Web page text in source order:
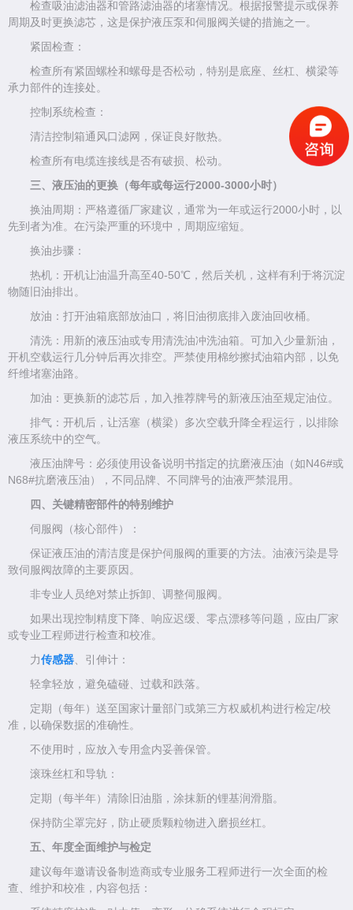
检查吸油滤油器和管路滤油器的堵塞情况。根据报警提示或保养
周期及时更换滤芯，这是保护液压泵和伺服阀关键的措施之一。
紧固检查：
检查所有紧固螺栓和螺母是否松动，特别是底座、丝杠、横梁等
承力部件的连接处。
控制系统检查：
清洁控制箱通风口滤网，保证良好散热。
检查所有电缆连接线是否有破损、松动。
三、液压油的更换（每年或每运行2000-3000小时）
换油周期：严格遵循厂家建议，通常为一年或运行2000小时，以
先到者为准。在污染严重的环境中，周期应缩短。
换油步骤：
热机：开机让油温升高至40-50℃，然后关机，这样有利于将沉淀
物随旧油排出。
放油：打开油箱底部放油口，将旧油彻底排入废油回收桶。
清洗：用新的液压油或专用清洗油冲洗油箱。可加入少量新油，
开机空载运行几分钟后再次排空。严禁使用棉纱擦拭油箱内部，以免
纤维堵塞油路。
加油：更换新的滤芯后，加入推荐牌号的新液压油至规定油位。
排气：开机后，让活塞（横梁）多次空载升降全程运行，以排除
液压系统中的空气。
液压油牌号：必须使用设备说明书指定的抗磨液压油（如N46#或
N68#抗磨液压油），不同品牌、不同牌号的油液严禁混用。
四、关键精密部件的特别维护
伺服阀（核心部件）：
保证液压油的清洁度是保护伺服阀的重要的方法。油液污染是导
致伺服阀故障的主要原因。
非专业人员绝对禁止拆卸、调整伺服阀。
如果出现控制精度下降、响应迟缓、零点漂移等问题，应由厂家
或专业工程师进行检查和校准。
力传感器、引伸计：
轻拿轻放，避免磕碰、过载和跌落。
定期（每年）送至国家计量部门或第三方权威机构进行检定/校
准，以确保数据的准确性。
不使用时，应放入专用盒内妥善保管。
滚珠丝杠和导轨：
定期（每半年）清除旧油脂，涂抹新的锂基润滑脂。
保持防尘罩完好，防止硬质颗粒物进入磨损丝杠。
五、年度全面维护与检定
建议每年邀请设备制造商或专业服务工程师进行一次全面的检
查、维护和校准，内容包括：